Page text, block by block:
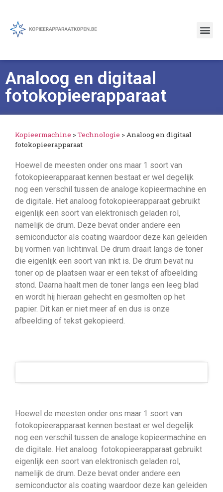
Analoog en digitaal
fotokopieerapparaat
Kopieermachine >Technologie >Analoog en digitaal
fotokopieerapparaat
Hoewel de meesten onder ons maar 1 soort van
fotokopieerapparaat kennen bestaat er wel degelijk
nog een verschil tussen de analoge kopieermachine en
de digitale. Het analoog fotokopieerapparaat gebruikt
eigenlijk een soort van elektronisch geladen rol,
namelijk de drum. Deze bevat onder andere een
semiconductor als coating waardoor deze kan geleiden
bij vormen van lichtinval. De drum draait langs de toner
die eigenlijk een soort van inkt is. De drum bevat nu
toner op de plaatsen waar er een tekst of afbeelding
stond. Daarna haalt men de toner langs een leeg blad
en wordt hij hieraan gehecht en gesmolten op het
papier. Dit kan er niet meer af en dus is onze
afbeelding of tekst gekopieerd.
Hoewel de meesten onder ons maar 1 soort van
fotokopieerapparaat kennen bestaat er wel degelijk
nog een verschil tussen de analoge kopieermachine en
de digitale. Het analoog fotokopieerapparaat gebruikt
eigenlijk een soort van elektronisch geladen rol,
namelijk de drum. Deze bevat onder andere een
semiconductor als coating waardoor deze kan geleiden